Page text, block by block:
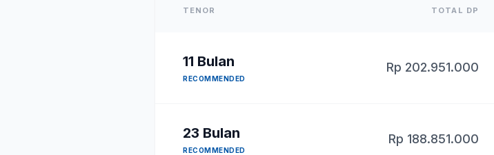
TENOR TOTAL DP
11 Bulan
RECOMMENDED
Rp 202.951.000
23 Bulan
RECOMMENDED
Rp 188.851.000